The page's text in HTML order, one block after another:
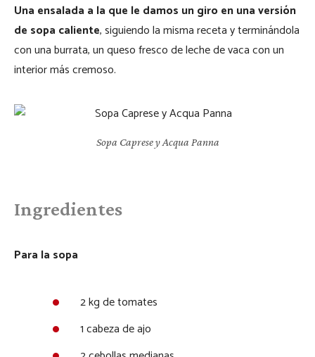
Una ensalada a la que le damos un giro en una versión
de sopa caliente, siguiendo la misma receta y terminándola
con una burrata, un queso fresco de leche de vaca con un
interior más cremoso.
Sopa Caprese y Acqua Panna
Ingredientes
Para la sopa
2 kg de tomates
1 cabeza de ajo